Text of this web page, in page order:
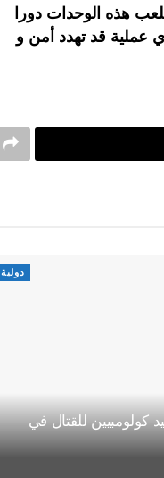
هذه الوحدات دورا
عملية قد تهدد أمن و
دولية
كولومبيين للقتال في